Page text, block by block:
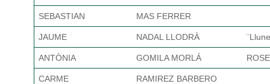
SEBASTIAN MAS FERRER
JAUME NADAL LLODRÀ
ANTÒNIA GOMILA MORLÁ
CARME RAMIREZ BARBERO